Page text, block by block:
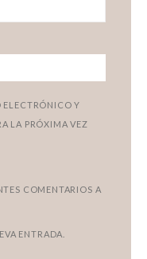
ELECTRÓNICO Y
LA PRÓXIMA VEZ
COMENTARIOS A
ENTRADA.